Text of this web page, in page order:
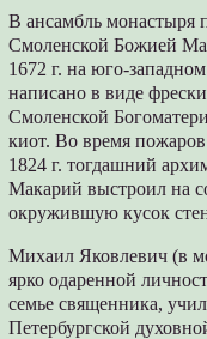
В ансамбль монастыря
Смоленской Божией
1672 г. на юго-
написано в виде
Смоленской
киот. Во время
1824 г. тогдашний
Макарий выстроил на
окружившую кусок
Михаил Яковлевич (в
ярко одаренной
семье священника,
Петербургской